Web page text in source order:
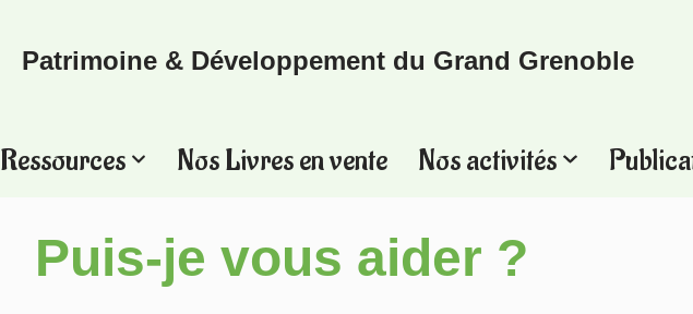
Patrimoine & Développement du Grand Grenoble
Ressources Nos Livres en vente Nos activités
Puis-je vous aider ?